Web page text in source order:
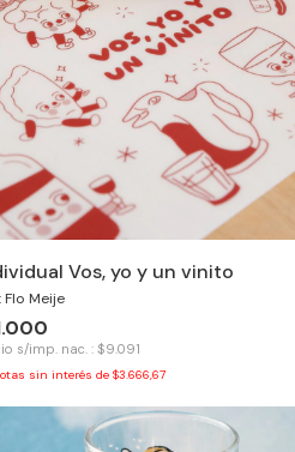
Vos, yo y un vinito
Flo Meije
s/imp. nac. : $9.091
sin interés de $3.666,67